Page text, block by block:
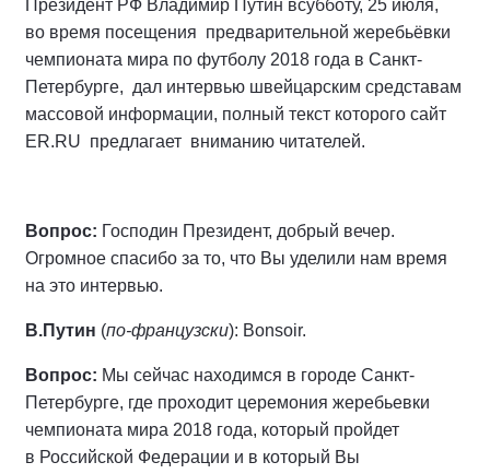
Президент РФ Владимир Путин всубботу, 25 июля,
во время посещения предварительной жеребьёвки
чемпионата мира по футболу 2018 года в Санкт-
Петербурге, дал интервью швейцарским средставам
массовой информации, полный текст которого сайт
ER.RU предлагает вниманию читателей.
Вопрос: Господин Президент, добрый вечер.
Огромное спасибо за то, что Вы уделили нам время
на это интервью.
В.Путин (по‑французски): Bonsoir.
Вопрос: Мы сейчас находимся в городе Санкт-
Петербурге, где проходит церемония жеребьевки
чемпионата мира 2018 года, который пройдет
в Российской Федерации и в который Вы